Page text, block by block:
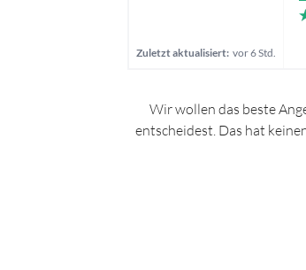
Zuletzt aktualisiert: vor 6 Std.
Wir wollen das beste
entscheidest. Das hat